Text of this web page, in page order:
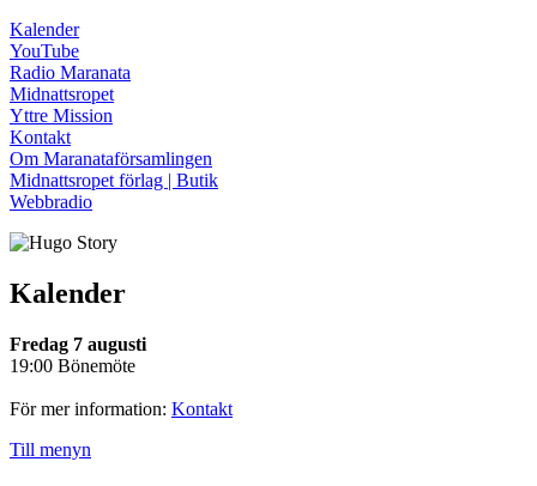
Kalender
YouTube
Radio Maranata
Midnattsropet
Yttre Mission
Kontakt
Om Maranataförsamlingen
Midnattsropet förlag | Butik
Webbradio
Kalender
Fredag 7 augusti
19:00 Bönemöte
För mer information: Kontakt
Till menyn